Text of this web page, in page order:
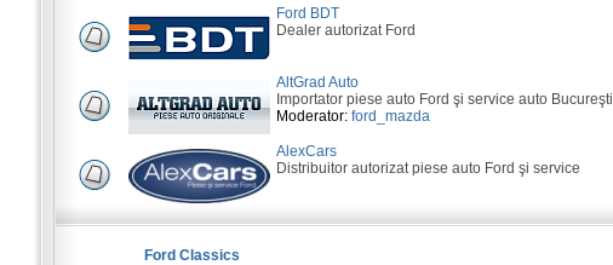
Ford BDT
Dealer autorizat Ford
AltGrad Auto
Importator piese auto Ford şi service auto Bucureşti
Moderator: ford_mazda
AlexCars
Distribuitor autorizat piese auto Ford şi service
Ford Classics